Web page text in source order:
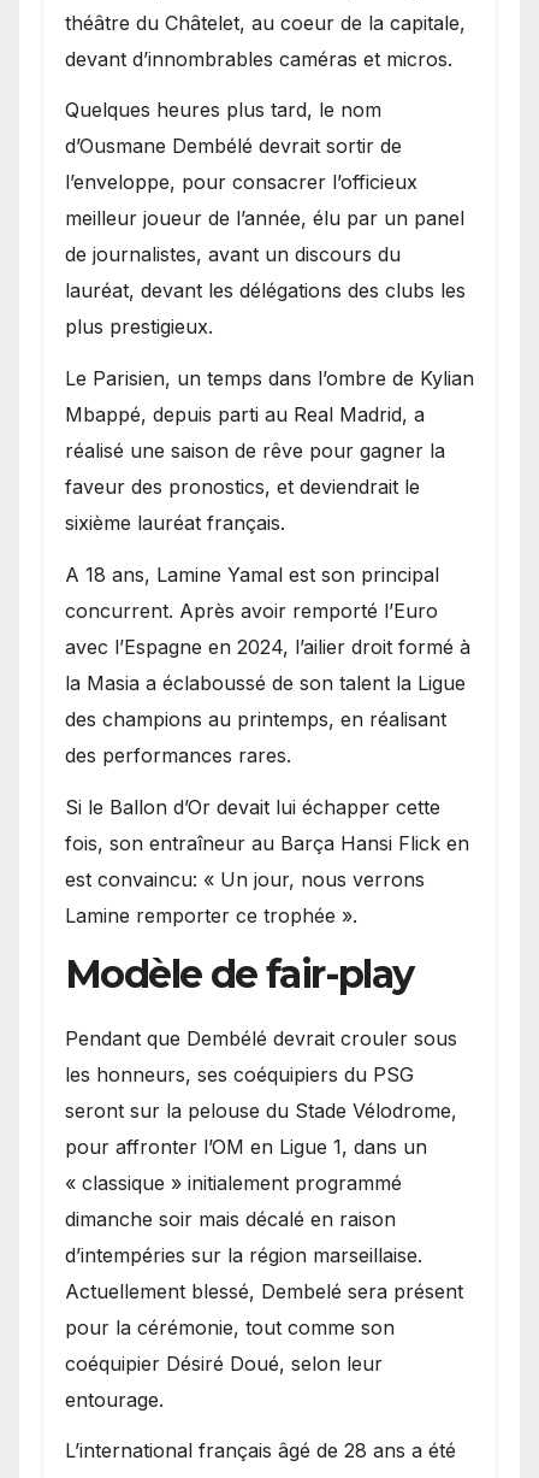
théâtre du Châtelet, au coeur de la capitale,
devant d’innombrables caméras et micros.
Quelques heures plus tard, le nom
d’Ousmane Dembélé devrait sortir de
l’enveloppe, pour consacrer l’officieux
meilleur joueur de l’année, élu par un panel
de journalistes, avant un discours du
lauréat, devant les délégations des clubs les
plus prestigieux.
Le Parisien, un temps dans l’ombre de Kylian
Mbappé, depuis parti au Real Madrid, a
réalisé une saison de rêve pour gagner la
faveur des pronostics, et deviendrait le
sixième lauréat français.
A 18 ans, Lamine Yamal est son principal
concurrent. Après avoir remporté l’Euro
avec l’Espagne en 2024, l’ailier droit formé à
la Masia a éclaboussé de son talent la Ligue
des champions au printemps, en réalisant
des performances rares.
Si le Ballon d’Or devait lui échapper cette
fois, son entraîneur au Barça Hansi Flick en
est convaincu: « Un jour, nous verrons
Lamine remporter ce trophée ».
Modèle de fair-play
Pendant que Dembélé devrait crouler sous
les honneurs, ses coéquipiers du PSG
seront sur la pelouse du Stade Vélodrome,
pour affronter l’OM en Ligue 1, dans un
« classique » initialement programmé
dimanche soir mais décalé en raison
d’intempéries sur la région marseillaise.
Actuellement blessé, Dembelé sera présent
pour la cérémonie, tout comme son
coéquipier Désiré Doué, selon leur
entourage.
L’international français âgé de 28 ans a été